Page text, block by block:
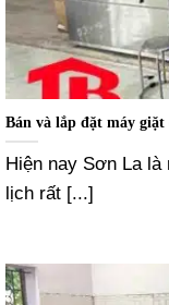
Bán và lắp đặt máy
Hiện nay Sơn La
lịch rất [...]